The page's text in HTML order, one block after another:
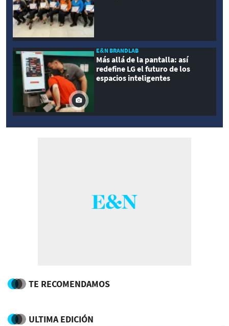
E&N BRANDLAB
Más allá de la pantalla: así
redefine LG el futuro de los
espacios inteligentes
TE RECOMENDAMOS
ULTIMA EDICIÓN